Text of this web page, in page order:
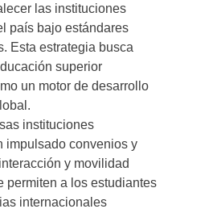
las instituciones
país bajo estándares
Esta estrategia busca
superior
un motor de desarrollo
instituciones
impulsado convenios y
y movilidad
permiten a los estudiantes
internacionales